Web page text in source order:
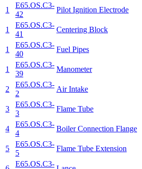
1
E65.OS.C3-
42
Pilot Ignition Electrode
1
E65.OS.C3-
41
Centering Block
1
E65.OS.C3-
40
Fuel Pipes
1
E65.OS.C3-
39
Manometer
2
E65.OS.C3-
2
Air Intake
3
E65.OS.C3-
3
Flame Tube
4
E65.OS.C3-
4
Boiler Connection Flange
5
E65.OS.C3-
5
Flame Tube Extension
E65.OS.C3-